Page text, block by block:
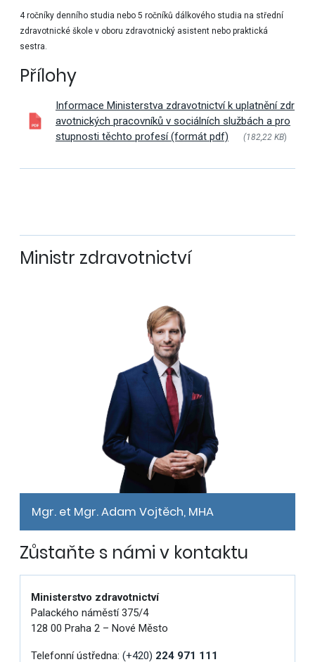
4 ročníky denního studia nebo 5 ročníků dálkového studia na střední
zdravotnické škole v oboru zdravotnický asistent nebo praktická
sestra.
Přílohy
Informace Ministerstva zdravotnictví k uplatnění zdr
avotnických pracovníků v sociálních službách a pro
stupnosti těchto profesí (formát pdf)
(182,22 KB)
Ministr zdravotnictví
Mgr. et Mgr. Adam Vojtěch, MHA
Zůstaňte s námi v kontaktu
Ministerstvo zdravotnictví
Palackého náměstí 375/4
128 00 Praha 2 – Nové Město
Telefonní ústředna: (+420) 224 971 111